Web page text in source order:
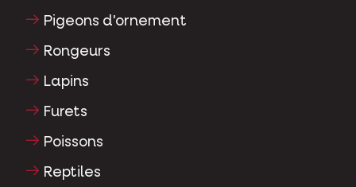
Pigeons d'ornement
Rongeurs
Lapins
Furets
Poissons
Reptiles